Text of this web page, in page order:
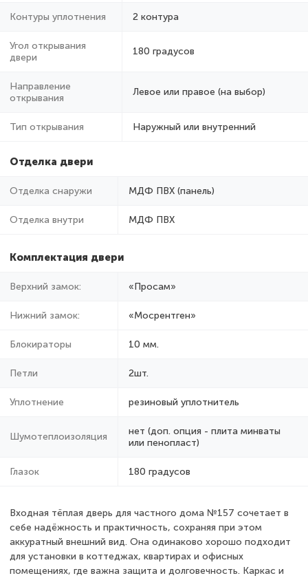
Контуры уплотнения 2 контура
Угол открывания
двери
180 градусов
Направление
открывания
Левое или правое (на выбор)
Тип открывания Наружный или внутренний
Отделка двери
Отделка снаружи МДФ ПВХ (панель)
Отделка внутри МДФ ПВХ
Комплектация двери
Верхний замок: «Просам»
Нижний замок: «Мосрентген»
Блокираторы 10 мм.
Петли 2шт.
Уплотнение резиновый уплотнитель
Шумотеплоизоляция
нет (доп. опция - плита минваты
или пенопласт)
Глазок 180 градусов
Входная тёплая дверь для частного дома №157 сочетает в
себе надёжность и практичность, сохраняя при этом
аккуратный внешний вид. Она одинаково хорошо подходит
для установки в коттеджах, квартирах и офисных
помещениях, где важна защита и долговечность. Каркас и